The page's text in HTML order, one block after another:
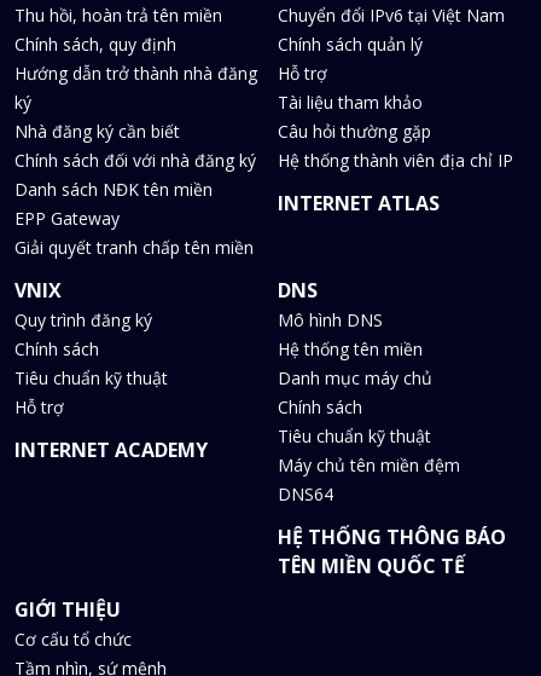
Thu hồi, hoàn trả tên miền
Chính sách, quy định
Hướng dẫn trở thành nhà đăng
ký
Nhà đăng ký cần biết
Chính sách đối với nhà đăng ký
Danh sách NĐK tên miền
EPP Gateway
Giải quyết tranh chấp tên miền
Chuyển đổi IPv6 tại Việt Nam
Chính sách quản lý
Hỗ trợ
Tài liệu tham khảo
Câu hỏi thường gặp
Hệ thống thành viên địa chỉ IP
INTERNET ATLAS
VNIX
Quy trình đăng ký
Chính sách
Tiêu chuẩn kỹ thuật
Hỗ trợ
INTERNET ACADEMY
DNS
Mô hình DNS
Hệ thống tên miền
Danh mục máy chủ
Chính sách
Tiêu chuẩn kỹ thuật
Máy chủ tên miền đệm
DNS64
HỆ THỐNG THÔNG BÁO
TÊN MIỀN QUỐC TẾ
GIỚI THIỆU
Cơ cấu tổ chức
Tầm nhìn, sứ mệnh